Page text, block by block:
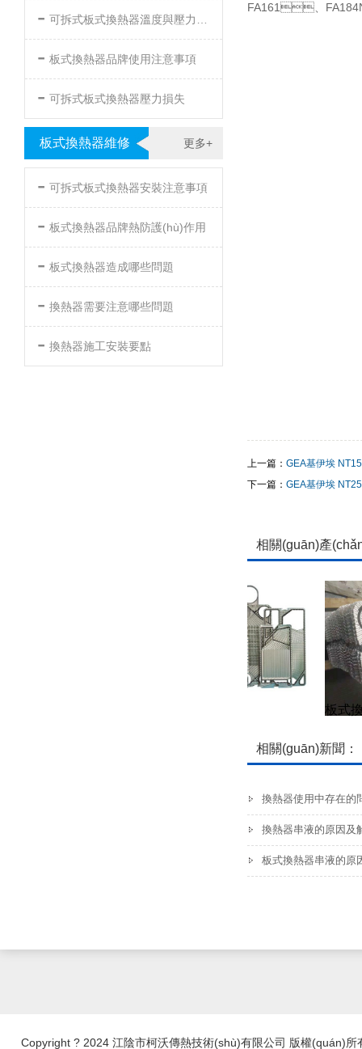
- 可拆式板式換熱器溫度與壓力的要求
- 板式換熱器品牌使用注意事項
- 可拆式板式換熱器壓力損失
更多+
板式換熱器維修
- 可拆式板式換熱器安裝注意事項
- 板式換熱器品牌熱防護(hù)作用
- 板式換熱器造成哪些問題
- 換熱器需要注意哪些問題
- 換熱器施工安裝要點
FA161、
上一篇： GEA基伊埃
下一篇： GEA基伊埃
相關(guān)產
板式
相關(guān)新聞：
換熱器使用中存在的
換熱器串液的原因及
板式換熱器串液的原
Copyright ? 2024 江陰市柯沃傳熱技術(shù)有限公司 版權(quán)所